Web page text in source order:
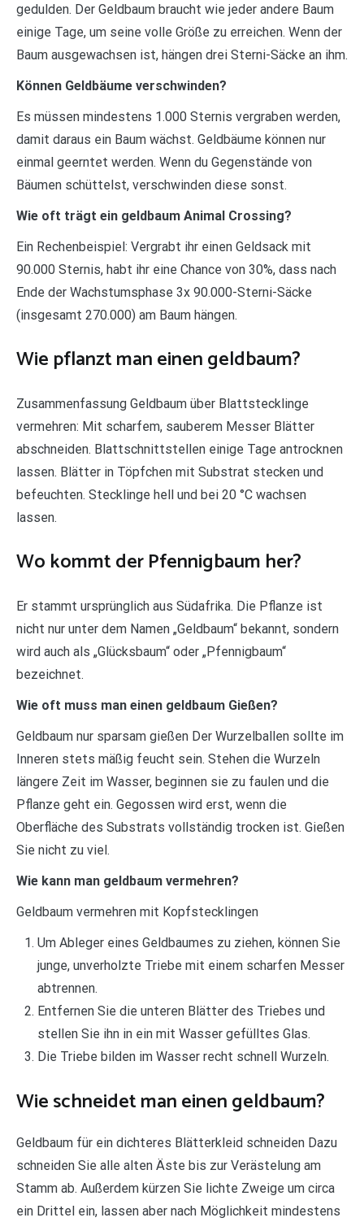
gedulden. Der Geldbaum braucht wie jeder andere Baum
einige Tage, um seine volle Größe zu erreichen. Wenn der
Baum ausgewachsen ist, hängen drei Sterni-Säcke an ihm.
Können Geldbäume verschwinden?
Es müssen mindestens 1.000 Sternis vergraben werden,
damit daraus ein Baum wächst. Geldbäume können nur
einmal geerntet werden. Wenn du Gegenstände von
Bäumen schüttelst, verschwinden diese sonst.
Wie oft trägt ein geldbaum Animal Crossing?
Ein Rechenbeispiel: Vergrabt ihr einen Geldsack mit
90.000 Sternis, habt ihr eine Chance von 30%, dass nach
Ende der Wachstumsphase 3x 90.000-Sterni-Säcke
(insgesamt 270.000) am Baum hängen.
Wie pflanzt man einen geldbaum?
Zusammenfassung Geldbaum über Blattstecklinge
vermehren: Mit scharfem, sauberem Messer Blätter
abschneiden. Blattschnittstellen einige Tage antrocknen
lassen. Blätter in Töpfchen mit Substrat stecken und
befeuchten. Stecklinge hell und bei 20 °C wachsen
lassen.
Wo kommt der Pfennigbaum her?
Er stammt ursprünglich aus Südafrika. Die Pflanze ist
nicht nur unter dem Namen „Geldbaum“ bekannt, sondern
wird auch als „Glücksbaum“ oder „Pfennigbaum“
bezeichnet.
Wie oft muss man einen geldbaum Gießen?
Geldbaum nur sparsam gießen Der Wurzelballen sollte im
Inneren stets mäßig feucht sein. Stehen die Wurzeln
längere Zeit im Wasser, beginnen sie zu faulen und die
Pflanze geht ein. Gegossen wird erst, wenn die
Oberfläche des Substrats vollständig trocken ist. Gießen
Sie nicht zu viel.
Wie kann man geldbaum vermehren?
Geldbaum vermehren mit Kopfstecklingen
Um Ableger eines Geldbaumes zu ziehen, können Sie
junge, unverholzte Triebe mit einem scharfen Messer
abtrennen.
Entfernen Sie die unteren Blätter des Triebes und
stellen Sie ihn in ein mit Wasser gefülltes Glas.
Die Triebe bilden im Wasser recht schnell Wurzeln.
Wie schneidet man einen geldbaum?
Geldbaum für ein dichteres Blätterkleid schneiden Dazu
schneiden Sie alle alten Äste bis zur Verästelung am
Stamm ab. Außerdem kürzen Sie lichte Zweige um circa
ein Drittel ein, lassen aber nach Möglichkeit mindestens